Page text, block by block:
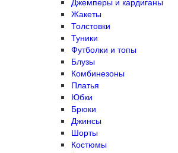
Жакеты
Толстовки
Туники
Футболки и топы
Блузы
Комбинезоны
Платья
Юбки
Брюки
Джинсы
Шорты
Костюмы